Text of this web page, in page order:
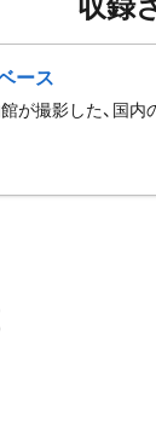
収録
ース
が撮影した、国内